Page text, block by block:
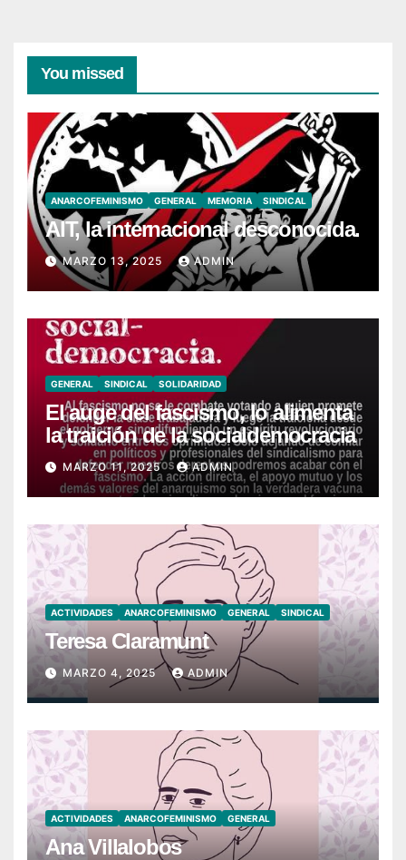
You missed
ANARCOFEMINISMO GENERAL MEMORIA SINDICAL
AIT, la internacional desconocida.
MARZO 13, 2025 ADMIN
GENERAL SINDICAL SOLIDARIDAD
El auge del fascismo, lo alimenta
la traición de la socialdemocracia
MARZO 11, 2025 ADMIN
ACTIVIDADES ANARCOFEMINISMO GENERAL SINDICAL
Teresa Claramunt
MARZO 4, 2025 ADMIN
ACTIVIDADES ANARCOFEMINISMO GENERAL
Ana Villalobos